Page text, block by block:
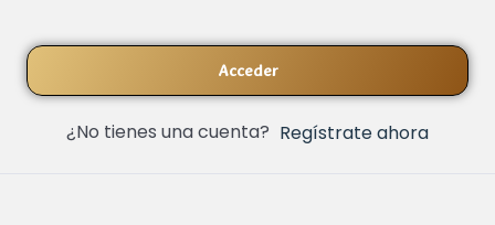
Acceder
¿No tienes una cuenta? Regístrate ahora